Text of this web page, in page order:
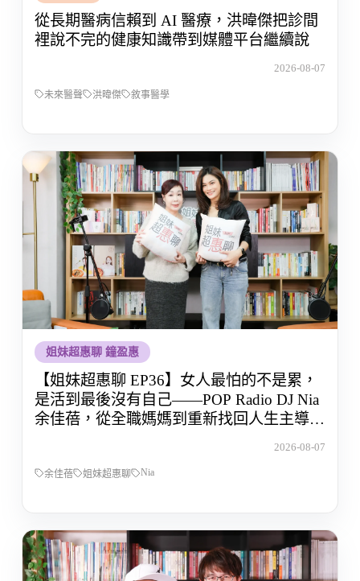
從長期醫病信賴到 AI 醫療，洪暐傑把診間
裡說不完的健康知識帶到媒體平台繼續說
2026-08-07
未來醫聲 洪暐傑 敘事醫學
姐妹超惠聊 鐘盈惠
【姐妹超惠聊 EP36】女人最怕的不是累，
是活到最後沒有自己——POP Radio DJ Nia
余佳蓓，從全職媽媽到重新找回人生主導權
2026-08-07
余佳蓓 姐妹超惠聊 Nia